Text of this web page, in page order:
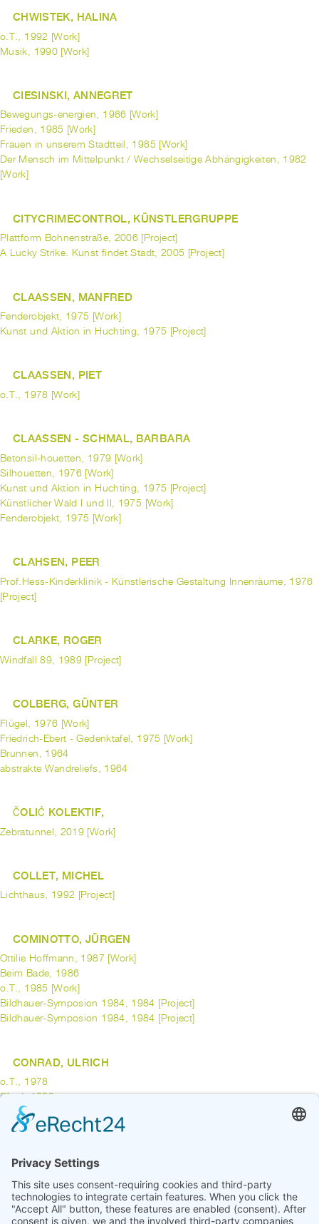
CHWISTEK, HALINA
o.T., 1992 [Work]
Musik, 1990 [Work]
CIESINSKI, ANNEGRET
Bewegungs-energien, 1986 [Work]
Frieden, 1985 [Work]
Frauen in unserem Stadtteil, 1985 [Work]
Der Mensch im Mittelpunkt / Wechselseitige Abhängigkeiten, 1982
[Work]
CITYCRIMECONTROL, KÜNSTLERGRUPPE
Plattform Bohnenstraße, 2006 [Project]
A Lucky Strike. Kunst findet Stadt, 2005 [Project]
CLAASSEN, MANFRED
Fenderobjekt, 1975 [Work]
Kunst und Aktion in Huchting, 1975 [Project]
CLAASSEN, PIET
o.T., 1978 [Work]
CLAASSEN - SCHMAL, BARBARA
Betonsil-houetten, 1979 [Work]
Silhouetten, 1976 [Work]
Kunst und Aktion in Huchting, 1975 [Project]
Künstlicher Wald I und II, 1975 [Work]
Fenderobjekt, 1975 [Work]
CLAHSEN, PEER
Prof.Hess-Kinderklinik - Künstlerische Gestaltung Innenräume, 1976
[Project]
CLARKE, ROGER
Windfall 89, 1989 [Project]
COLBERG, GÜNTER
Flügel, 1976 [Work]
Friedrich-Ebert - Gedenktafel, 1975 [Work]
Brunnen, 1964
abstrakte Wandreliefs, 1964
ČOLIĆ KOLEKTIF,
Zebratunnel, 2019 [Work]
COLLET, MICHEL
Lichthaus, 1992 [Project]
COMINOTTO, JÜRGEN
Ottilie Hoffmann, 1987 [Work]
Beim Bade, 1986
o.T., 1985 [Work]
Bildhauer-Symposion 1984, 1984 [Project]
Bildhauer-Symposion 1984, 1984 [Project]
CONRAD, ULRICH
o.T., 1978
Pferd, 1958
Quote in Time, 1995 [Work]
1
2
3